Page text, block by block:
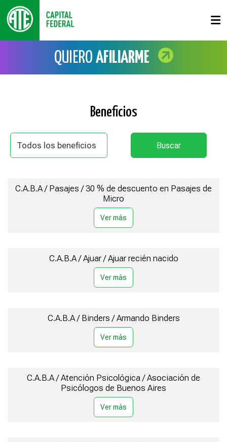
QUIERO AFILIARME
Beneficios
C.A.B.A / Pasajes / 30 % de descuento en Pasajes de
Micro
C.A.B.A / Ajuar / Ajuar recién nacido
C.A.B.A / Binders / Armando Binders
C.A.B.A / Atención Psicológica / Asociación de
Psicólogos de Buenos Aires